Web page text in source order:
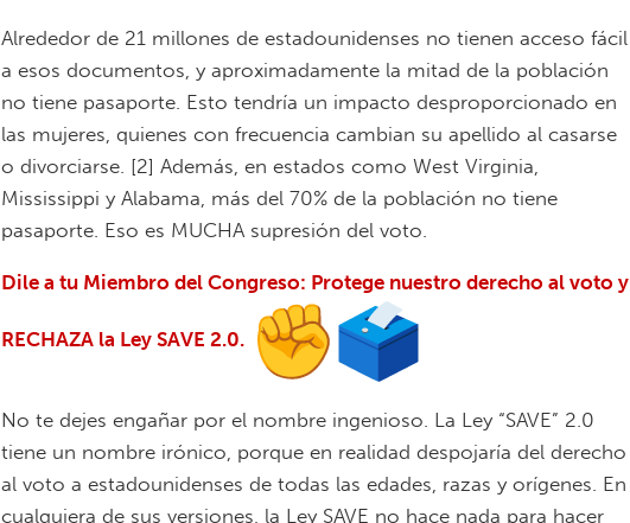
Alrededor de 21 millones de estadounidenses no tienen acceso fácil
a esos documentos, y aproximadamente la mitad de la población
no tiene pasaporte. Esto tendría un impacto desproporcionado en
las mujeres, quienes con frecuencia cambian su apellido al casarse
o divorciarse. [2] Además, en estados como West Virginia,
Mississippi y Alabama, más del 70% de la población no tiene
pasaporte. Eso es MUCHA supresión del voto.
Dile a tu Miembro del Congreso: Protege nuestro derecho al voto y
RECHAZA la Ley SAVE 2.0.
No te dejes engañar por el nombre ingenioso. La Ley “SAVE” 2.0
tiene un nombre irónico, porque en realidad despojaría del derecho
al voto a estadounidenses de todas las edades, razas y orígenes. En
cualquiera de sus versiones, la Ley SAVE no hace nada para hacer